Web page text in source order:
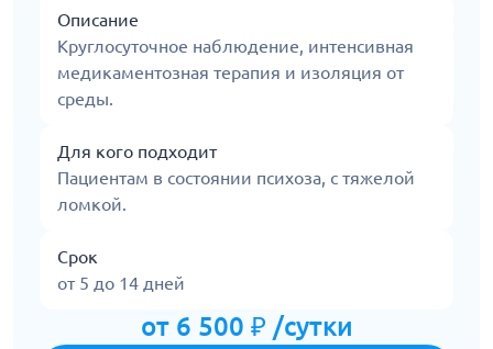
Описание
Круглосуточное наблюдение, интенсивная
медикаментозная терапия и изоляция от
среды.
Для кого подходит
Пациентам в состоянии психоза, с тяжелой
ломкой.
Срок
от 5 до 14 дней
от 6 500 ₽ /сутки